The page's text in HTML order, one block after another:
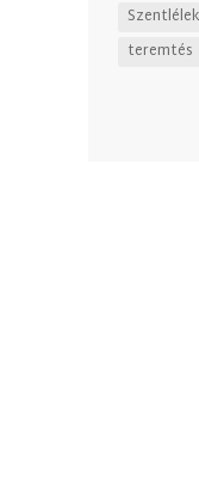
Szentlélek
teremtés